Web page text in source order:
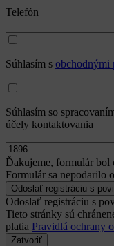
Telefón
Súhlasím s obchodnými
Súhlasím so
účely kontaktovania
Ďakujeme, formulár bol
Formulár sa nepodarilo
Odoslať registráciu s
Tieto stránky sú
platia Pravidlá ochrany
Zatvoriť